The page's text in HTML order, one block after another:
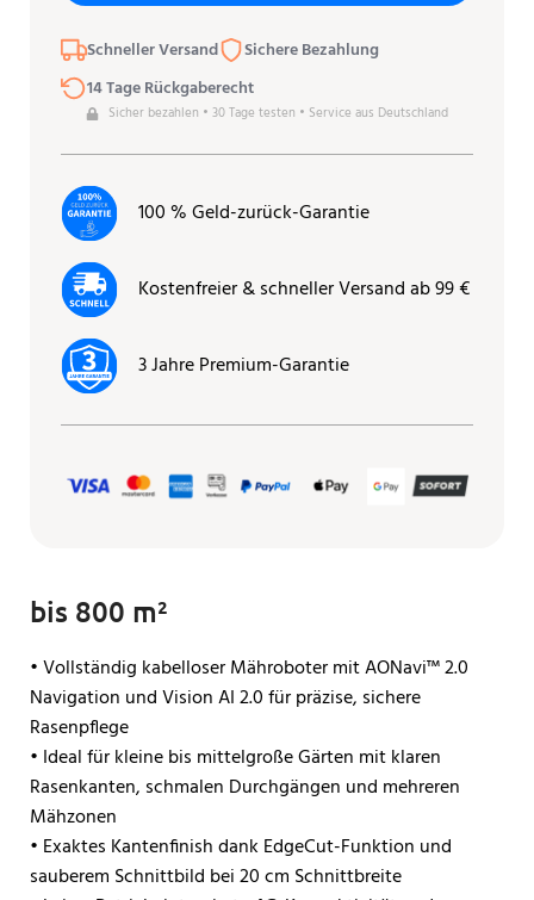
Schneller Versand
Sichere Bezahlung
14 Tage Rückgaberecht
Sicher bezahlen • 30 Tage testen • Service aus Deutschland
100 % Geld-zurück-Garantie
Kostenfreier & schneller Versand ab 99 €
3 Jahre Premium-Garantie
bis 800 m²
• Vollständig kabelloser Mähroboter mit AONavi™ 2.0
Navigation und Vision AI 2.0 für präzise, sichere
Rasenpflege
• Ideal für kleine bis mittelgroße Gärten mit klaren
Rasenkanten, schmalen Durchgängen und mehreren
Mähzonen
• Exaktes Kantenfinish dank EdgeCut-Funktion und
sauberem Schnittbild bei 20 cm Schnittbreite